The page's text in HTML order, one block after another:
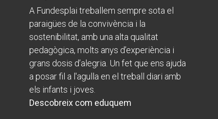
A Fundesplai treballem sempre sota el
paraigües de la convivència i la
sostenibilitat, amb una alta qualitat
pedagògica, molts anys d’experiència i
grans dosis d’alegria. Un fet que ens ajuda
a posar fil a l'agulla en el treball diari amb
els infants i joves.
Descobreix com eduquem